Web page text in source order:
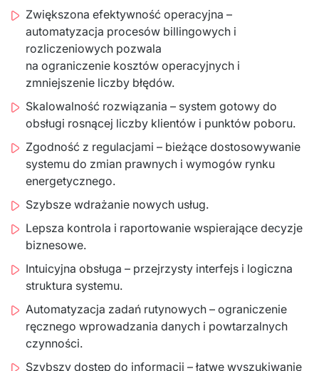
Zwiększona efektywność operacyjna –
automatyzacja procesów billingowych i
rozliczeniowych pozwala
na ograniczenie kosztów operacyjnych i
zmniejszenie liczby błędów.
Skalowalność rozwiązania – system gotowy do
obsługi rosnącej liczby klientów i punktów poboru.
Zgodność z regulacjami – bieżące dostosowywanie
systemu do zmian prawnych i wymogów rynku
energetycznego.
Szybsze wdrażanie nowych usług.
Lepsza kontrola i raportowanie wspierające decyzje
biznesowe.
Intuicyjna obsługa – przejrzysty interfejs i logiczna
struktura systemu.
Automatyzacja zadań rutynowych – ograniczenie
ręcznego wprowadzania danych i powtarzalnych
czynności.
Szybszy dostęp do informacji – łatwe wyszukiwanie